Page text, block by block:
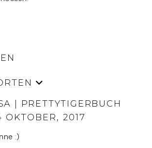
| PRETTYTIGERBUCH
OKTOBER, 2017
:)